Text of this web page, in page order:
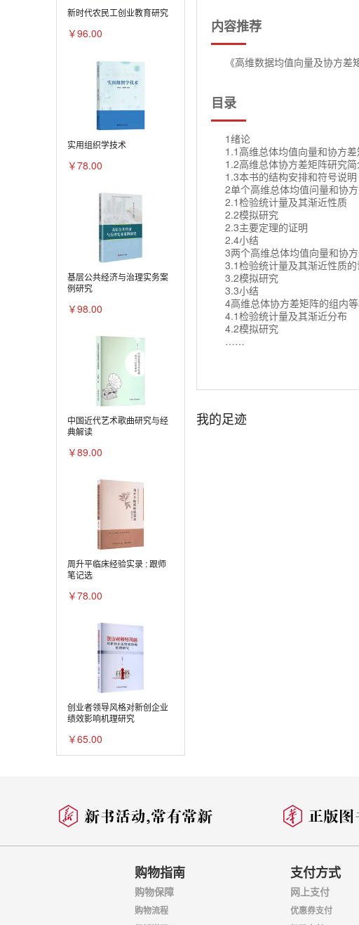
新时代农民工创业教育研究
￥96.00
实用组织学技术
￥78.00
基层公共经济与治理实务案
例研究
￥98.00
中国近代艺术歌曲研究与经
典解读
￥89.00
周升平临床经验实录 : 跟师
笔记选
￥78.00
创业者领导风格对新创企业
绩效影响机理研究
￥65.00
内容推荐
《高维数据均值向量及协方
目录
1绪论
1.1高维总体均值向量和协方
1.2高维总体协方差矩阵研究
1.3本书的结构安排和符号说明
2单个高维总体均值问量和协
2.1检验统计量及其渐近性质
2.2模拟研究
2.3主要定理的证明
2.4小结
3两个高维总体均值向量和协
3.1检验统计量及其渐近性质的
3.2模拟研究
3.3小结
4高维总体协方差矩阵的组内
4.1检验统计量及其渐近分布
4.2模拟研究
……
我的足迹
购物指南
购物保障
购物流程
支付方式
网上支付
优惠券支付